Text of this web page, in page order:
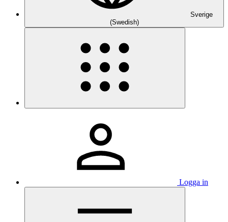
Sverige
(Swedish)
Logga in